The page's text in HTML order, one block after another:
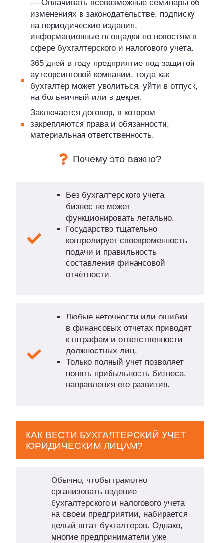
— Оплачивать всевозможные семинары об
изменениях в законодательстве, подписку
на периодические издания,
информационные площадки по новостям в
сфере бухгалтерского и налогового учета.
365 дней в году предприятие под защитой
аутсорсинговой компании, тогда как
бухгалтер может уволиться, уйти в отпуск,
на больничный или в декрет.
Заключается договор, в котором
закрепляются права и обязанности,
материальная ответственность.
Почему это важно?
Без бухгалтерского учета
бизнес не может
функционировать легально.
Государство тщательно
контролирует своевременность
подачи и правильность
составления финансовой
отчётности.
Любые неточности или ошибки
в финансовых отчетах приводят
к штрафам и ответственности
должностных лиц.
Только полный учет позволяет
понять прибыльность бизнеса,
направления его развития.
КАК ВЕСТИ БУХГАЛТЕРСКИЙ УЧЕТ
ЮРИДИЧЕСКИМ ЛИЦАМ?
Обычно, чтобы грамотно
организовать ведение
бухгалтерского и налогового учета
на своем предприятии, набирается
целый штат бухгалтеров. Однако,
многие предприниматели уже